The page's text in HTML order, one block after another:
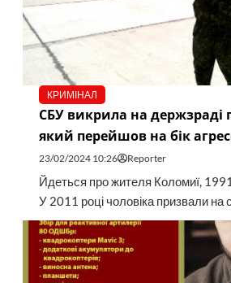
КРИМІНАЛ
СБУ викрила на держзраді
який перейшов на бік
23/02/2024 10:26 Reporter
Йдеться про жителя Коломиї,
У 2011 році чоловіка призвали на